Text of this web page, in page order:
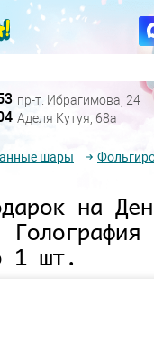
пр-т. Ибрагимова, 24
Аделя Кутуя, 68а
шары
на
1 шт.